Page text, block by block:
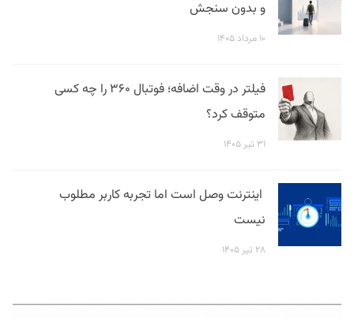
و بدون سنجش
۱۰ مرداد ۱۴۰۵
فیلتر در وقت اضافه؛ فوتبال ۳۶۰ را چه کسی
متوقف کرد؟
۳۱ تیر ۱۴۰۵
اینترنت وصل است اما تجربه کاربر مطلوب
نیست
۲۸ تیر ۱۴۰۵